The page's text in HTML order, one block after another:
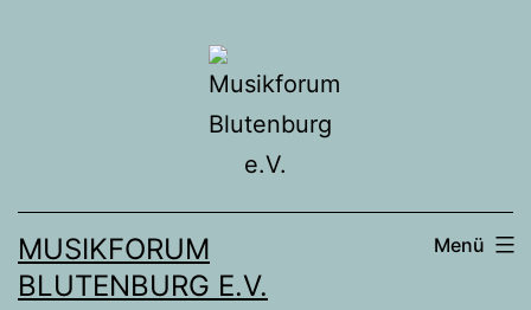
MUSIKFORUM
BLUTENBURG E.V.
Menü